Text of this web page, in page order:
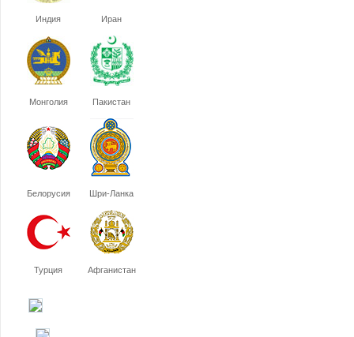
Индия Иран
Монголия Пакистан
Белорусия Шри-Ланка
Турция Афганистан